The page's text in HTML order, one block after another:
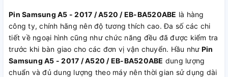
Pin Samsung A5 - 2017 / A520 / EB-BA520ABE là hàng
công ty, chính hãng nên độ tương thích cao. Đa số các chi
tiết về ngoại hình cũng như chức năng đều đã được kiểm tra
trước khi bàn giao cho các đơn vị vận chuyển. Hầu như Pin
Samsung A5 - 2017 / A520 / EB-BA520ABE dung lượng
chuẩn và đủ dung lượng theo máy nên thời gian sử dụng dài